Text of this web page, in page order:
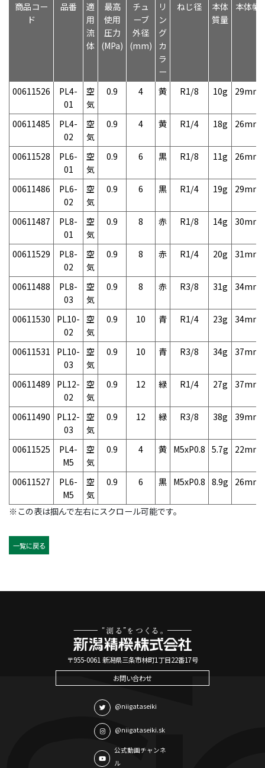
商品コー
ド
品番
適
用
流
体
最高
使用
圧力
(MPa)
チュ
ーブ
外径
(mm)
リ
ン
グ
カ
ラ
ー
ねじ径
本体
質量
本体幅
00611526
PL4-
01
空
気
0.9 4 黄 R1/8 10g 29mm
00611485
PL4-
02
空
気
0.9 4 黄 R1/4 18g 26mm
00611528
PL6-
01
空
気
0.9 6 黒 R1/8 11g 26mm
00611486
PL6-
02
空
気
0.9 6 黒 R1/4 19g 29mm
00611487
PL8-
01
空
気
0.9 8 赤 R1/8 14g 30mm
00611529
PL8-
02
空
気
0.9 8 赤 R1/4 20g 31mm
00611488
PL8-
03
空
気
0.9 8 赤 R3/8 31g 34mm
00611530
PL10-
02
空
気
0.9 10 青 R1/4 23g 34mm
00611531
PL10-
03
空
気
0.9 10 青 R3/8 34g 37mm
00611489
PL12-
02
空
気
0.9 12 緑 R1/4 27g 37mm
00611490
PL12-
03
空
気
0.9 12 緑 R3/8 38g 39mm
00611525
PL4-
M5
空
気
0.9 4 黄 M5xP0.8 5.7g 22mm
00611527
PL6-
M5
空
気
0.9 6 黒 M5xP0.8 8.9g 26mm
※この表は掴んで左右にスクロール可能です。
一覧に戻る
〒955-0061 新潟県三条市林町1丁目22番17号
お問い合わせ
@niigataseiki
@niigataseiki.sk
公式動画チャンネ
ル